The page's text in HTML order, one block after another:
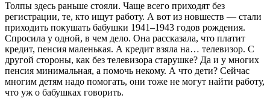
Толпы здесь раньше стояли. Чаще всего приходят без
регистрации, те, кто ищут работу. А вот из новшеств — стали
приходить покушать бабушки 1941–1943 годов рождения.
Спросила у одной, в чем дело. Она рассказала, что платит
кредит, пенсия маленькая. А кредит взяла на… телевизор. С
другой стороны, как без телевизора старушке? Да и у многих
пенсия минимальная, а помочь некому. А что дети? Сейчас
многим детям надо помогать, они тоже не могут найти работу,
что уж о бабушках говорить.